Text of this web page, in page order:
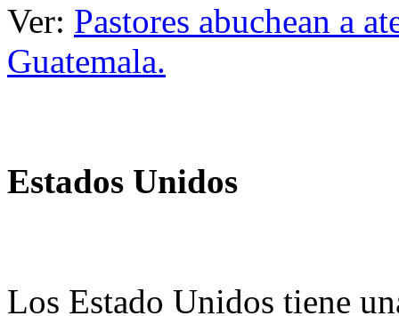
Ver: Pastores abuchean a
Guatemala.
Estados Unidos
Los Estado Unidos tiene